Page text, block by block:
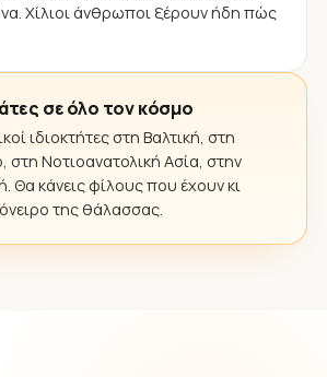
Χίλιοι άνθρωποι ξέρουν ήδη πώς
σε όλο τον κόσμο
ιδιοκτήτες στη Βαλτική, στη
στη Νοτιοανατολική Ασία, στην
Θα κάνεις φίλους που έχουν κι
της θάλασσας.